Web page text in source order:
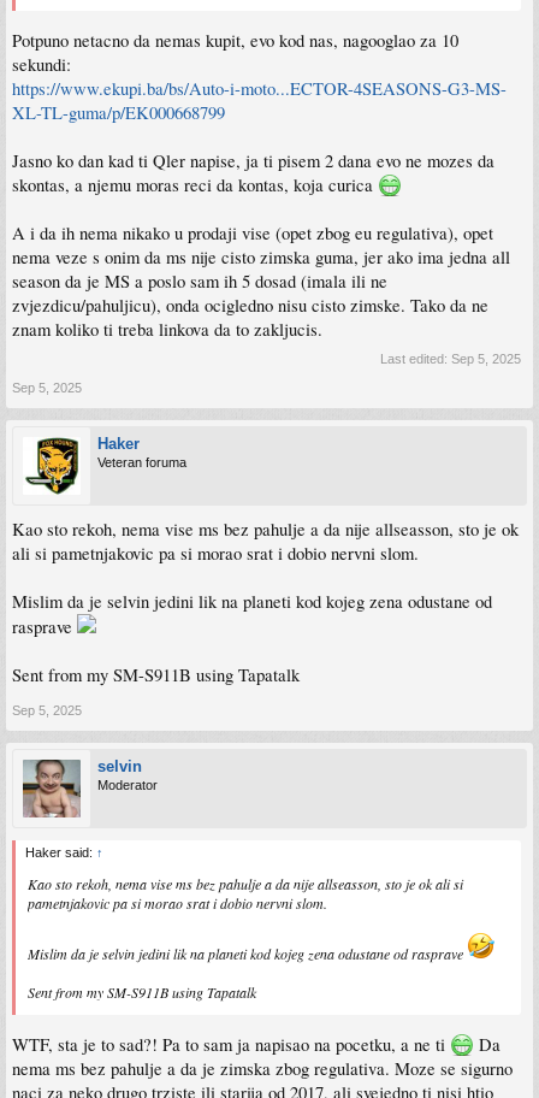
Potpuno netacno da nemas kupit, evo kod nas, nagooglao za 10
sekundi:
https://www.ekupi.ba/bs/Auto-i-moto...ECTOR-4SEASONS-G3-MS-
XL-TL-guma/p/EK000668799
Jasno ko dan kad ti Qler napise, ja ti pisem 2 dana evo ne mozes da
skontas, a njemu moras reci da kontas, koja curica
A i da ih nema nikako u prodaji vise (opet zbog eu regulativa), opet
nema veze s onim da ms nije cisto zimska guma, jer ako ima jedna all
season da je MS a poslo sam ih 5 dosad (imala ili ne
zvjezdicu/pahuljicu), onda ocigledno nisu cisto zimske. Tako da ne
znam koliko ti treba linkova da to zakljucis.
Last edited: Sep 5, 2025
Sep 5, 2025
Haker
Veteran foruma
Kao sto rekoh, nema vise ms bez pahulje a da nije allseasson, sto je ok
ali si pametnjakovic pa si morao srat i dobio nervni slom.
Mislim da je selvin jedini lik na planeti kod kojeg zena odustane od
rasprave
Sent from my SM-S911B using Tapatalk
Sep 5, 2025
selvin
Moderator
Haker said: ↑
Kao sto rekoh, nema vise ms bez pahulje a da nije allseasson, sto je ok ali si
pametnjakovic pa si morao srat i dobio nervni slom.
Mislim da je selvin jedini lik na planeti kod kojeg zena odustane od rasprave
Sent from my SM-S911B using Tapatalk
WTF, sta je to sad?! Pa to sam ja napisao na pocetku, a ne ti
Da
nema ms bez pahulje a da je zimska zbog regulativa. Moze se sigurno
naci za neko drugo trziste ili starija od 2017, ali svejedno ti nisi htio